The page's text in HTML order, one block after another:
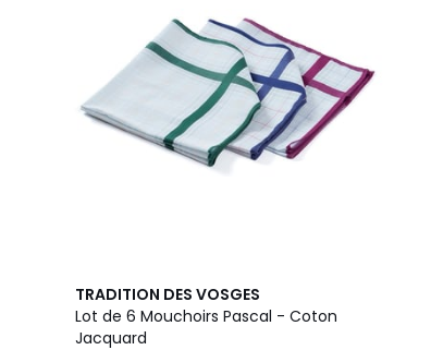
TRADITION DES VOSGES
Lot de 6 Mouchoirs Pascal - Coton
Jacquard